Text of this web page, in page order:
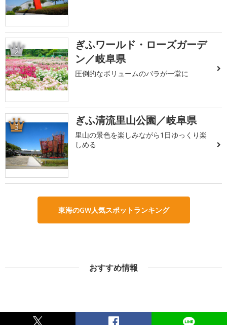
2
ぎふワールド・ローズガーデ
ン／岐阜県
圧倒的なボリュームのバラが一堂に
3 ぎふ清流里山公園／岐阜県
里山の景色を楽しみながら1日ゆっくり楽
しめる
東海のGW人気スポットランキング
おすすめ情報